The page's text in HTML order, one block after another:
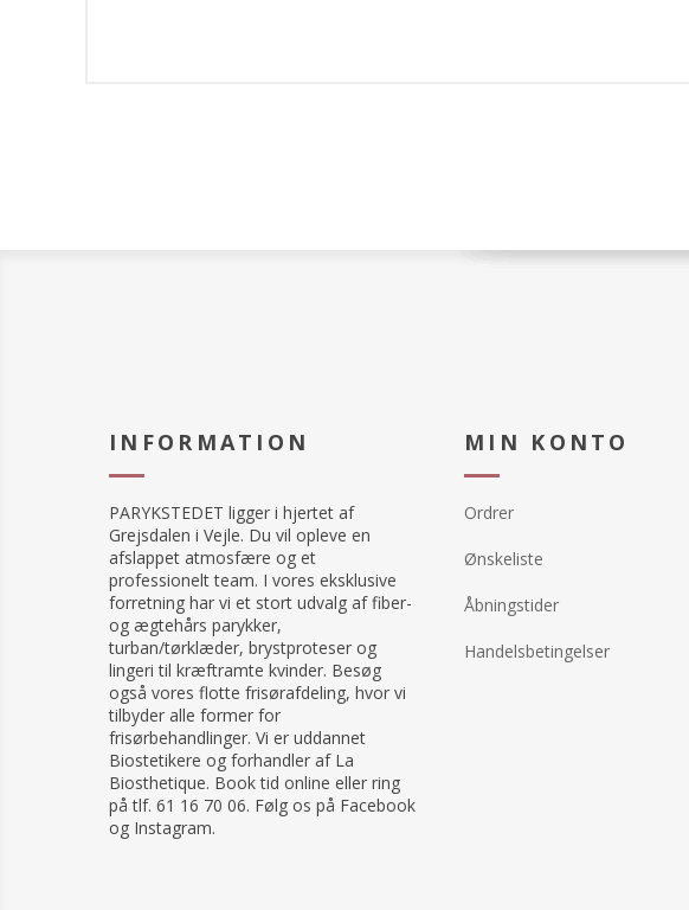
INFORMATION
PARYKSTEDET ligger i hjertet af
Grejsdalen i Vejle. Du vil opleve en
afslappet atmosfære og et
professionelt team. I vores eksklusive
forretning har vi et stort udvalg af fiber-
og ægtehårs parykker,
turban/tørklæder, brystproteser og
lingeri til kræftramte kvinder. Besøg
også vores flotte frisørafdeling, hvor vi
tilbyder alle former for
frisørbehandlinger. Vi er uddannet
Biostetikere og forhandler af La
Biosthetique. Book tid online eller ring
på tlf. 61 16 70 06. Følg os på Facebook
og Instagram.
MIN KONTO
Ordrer
Ønskeliste
Åbningstider
Handelsbetingelser